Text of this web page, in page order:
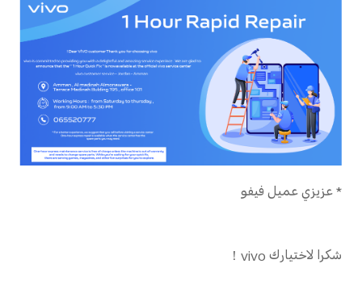
*عزيزي عميل فيفو
شكرا لاختياركvivo
！